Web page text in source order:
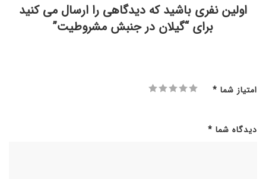
اولین نفری باشید که دیدگاهی را ارسال می کنید
برای “گیلان در جنبش مشروطیت”
امتیاز شما *
دیدگاه شما *